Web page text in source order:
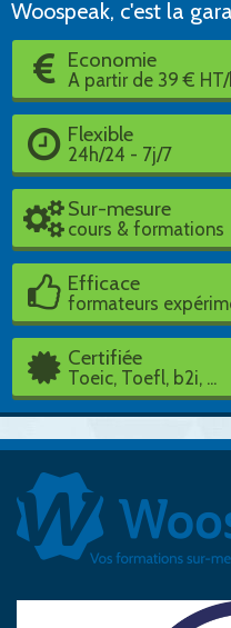
Woospeak, c'est la
Economie
A partir de 39 €
Flexible
24h/24 - 7j/7
Sur-mesure
cours & formations
Efficace
formateurs
Certifiée
Toeic, Toefl, b2i, ...